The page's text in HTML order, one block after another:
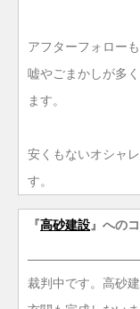
アフターフォロー
嘘やごまかしが多
ます。
安くもないオシャ
す。
『高砂建設』への
裁判中です。高砂